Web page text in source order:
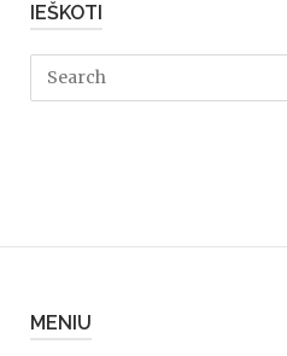
IEŠKOTI
Search
MENIU